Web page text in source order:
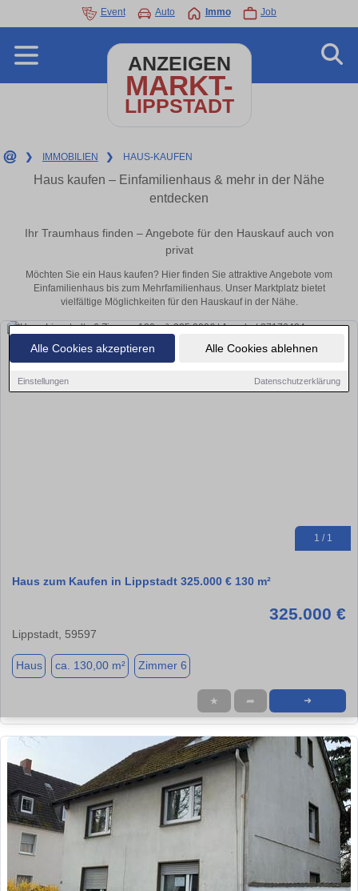
Alle Cookies akzeptieren Alle Cookies ablehnen
Einstellungen Datenschutzerklärung
Event Auto Immo Job
ANZEIGEN
MARKT-
LIPPSTADT
❯ IMMOBILIEN ❯ HAUS-KAUFEN
Haus kaufen – Einfamilienhaus & mehr in der Nähe
entdecken
Ihr Traumhaus finden – Angebote für den Hauskauf auch von
privat
Möchten Sie ein Haus kaufen? Hier finden Sie attraktive Angebote vom
Einfamilienhaus bis zum Mehrfamilienhaus. Unser Marktplatz bietet
vielfältige Möglichkeiten für den Hauskauf in der Nähe.
1 / 1
Haus zum Kaufen in Lippstadt 325.000 € 130 m²
325.000 €
Lippstadt, 59597
Haus ca. 130,00 m² Zimmer 6
★ ➦ ➜